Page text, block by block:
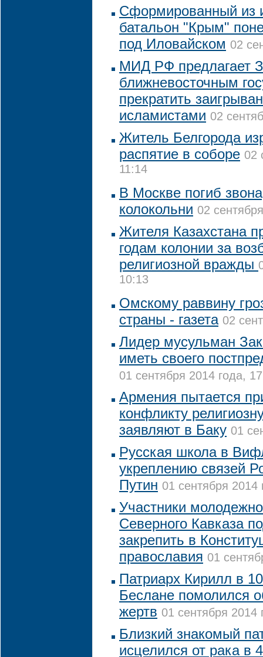
Сформированный из
батальон "Крым"
под Иловайском 02
МИД РФ предлагает
ближневосточным
прекратить
исламистами 02
Житель Белгорода
распятие в соборе 02
11:14
В Москве погиб
колокольни 02
Жителя Казахстана
годам колонии за
религиозной вражды
10:13
Омскому раввину
страны - газета 02
Лидер мусульман
иметь своего
01 сентября 2014 года,
Армения пытается
конфликту
заявляют в Баку 01
Русская школа в
укреплению связей
Путин 01 сентября 2014
Участники
Северного Кавказа
закрепить в
православия 01
Патриарх Кирилл в
Беслане помолился
жертв 01 сентября 2014
Близкий знакомый
исцелился от рака в